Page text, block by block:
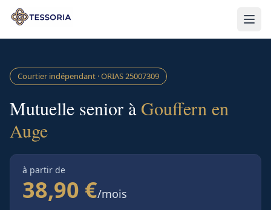
Aller au contenu principal
Courtier indépendant · ORIAS25007309
Mutuelle senior à Gouffern en
Auge
à partir de
38,90 €/mois